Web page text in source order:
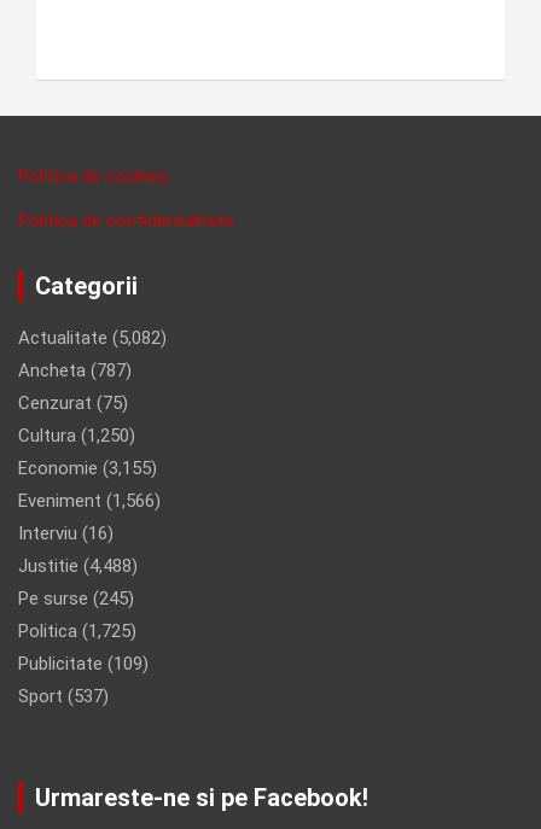
Politica de cookies
Politica de confidentalitate
Categorii
Actualitate (5,082)
Ancheta (787)
Cenzurat (75)
Cultura (1,250)
Economie (3,155)
Eveniment (1,566)
Interviu (16)
Justitie (4,488)
Pe surse (245)
Politica (1,725)
Publicitate (109)
Sport (537)
Urmareste-ne si pe Facebook!